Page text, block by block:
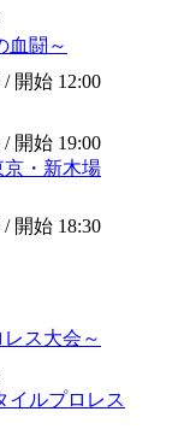
血闘～
開始 12:00
開始 19:00
京・新木場
開始 18:30
ス大会～
イルプロレス